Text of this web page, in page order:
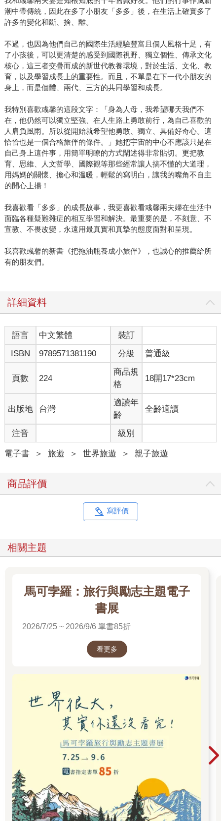
潮中帶傳統，因此在多了小朋友「多多」後，在生活上確實多了
許多的變化和斷、捨、離。
不過，也因為他們自己的國際生活經驗豐富且個人風格十足，有
了小孩後，可以更清楚的感受到國際視野、獨立個性、傳承文化
核心，這三者交疊而成的新世代教養環境，對於生活、文化、教
育，以及學習成長上的重要性。而且，不單是在下一代小朋友的
身上，而是個體、兩代、三方的共同學習和成長。
我特別喜歡彧馨的這段文字：「身為人母，我希望哪天我們不
在，他仍然可以獨立堅強、在人生路上勇敢前行，為自己喜歡的
人肩負風雨。所以從開始就希望他勇敢、獨立、具備好奇心。這
恰恰也是一個合格旅伴的條件。」她把宇宙的中心不應該只是在
自己身上這件事，用簡單明瞭的方式闡述得非常貼切。更把教
育、思維、人文哲學、國際觀等那些經常讓人搞不懂的大道理，
用媽媽的關懷、擔心和溫暖，輕鬆的寫明白，讓我的嘴角不自主
的開心上揚！
我喜歡看「多多」的成長故事，我更喜歡看彧馨兩夫婦在生活中
面臨各種疑難雜症的相互學習和解決。最重要的是，不刻意、不
宣教、不畏改變，永遠用最真實和真摯的態度面對和呈現。
我喜歡彧馨的新書《把拖油瓶養成小旅伴》，也誠心的推薦給所
有的朋友們。
詳細資料
語言 中文繁體
裝訂
ISBN
9789571381190 分級 普通級
頁數 224
商品規
格
18開17*23cm
出版地 台灣
適讀年
齡
全齡適讀
注音 級別
電子書 ＞ 旅遊 ＞ 世界旅遊 ＞ 親子旅遊
商品評價
寫評價
相關主題
馬可孛羅：旅行與勵志主題電子
書展
2026/7/25 ~ 2026/9/6 單書85折
看更多